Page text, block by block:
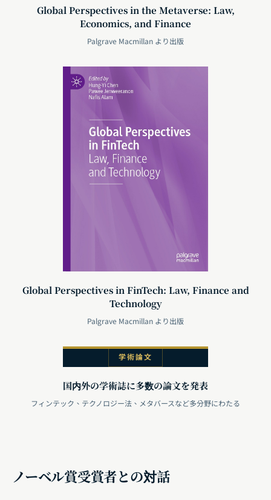
Global Perspectives in the Metaverse: Law,
Economics, and Finance
Palgrave Macmillan より出版
Global Perspectives in FinTech: Law, Finance and
Technology
Palgrave Macmillan より出版
学術論文
国内外の学術誌に多数の論文を発表
フィンテック、テクノロジー法、メタバースなど多分野にわたる
ノーベル賞受賞者との対話